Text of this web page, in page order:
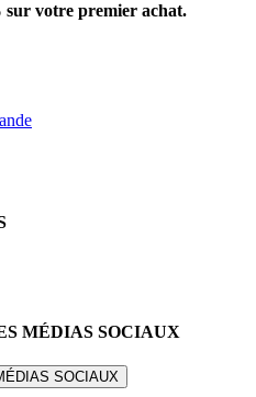
sur votre premier achat.
MÉDIAS SOCIAUX
SOCIAUX